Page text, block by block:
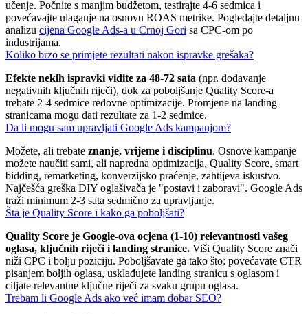
učenje. Počnite s manjim budžetom, testirajte 4-6 sedmica i
povećavajte ulaganje na osnovu ROAS metrike. Pogledajte detaljnu
analizu cijena Google Ads-a u Crnoj Gori sa CPC-om po
industrijama.
Koliko brzo se primjete rezultati nakon ispravke grešaka?
Efekte nekih ispravki vidite za 48-72 sata (npr. dodavanje
negativnih ključnih riječi), dok za poboljšanje Quality Score-a
trebate 2-4 sedmice redovne optimizacije. Promjene na landing
stranicama mogu dati rezultate za 1-2 sedmice.
Da li mogu sam upravljati Google Ads kampanjom?
Možete, ali trebate znanje, vrijeme i disciplinu. Osnove kampanje
možete naučiti sami, ali napredna optimizacija, Quality Score, smart
bidding, remarketing, konverzijsko praćenje, zahtijeva iskustvo.
Najčešća greška DIY oglašivača je "postavi i zaboravi". Google Ads
traži minimum 2-3 sata sedmično za upravljanje.
Šta je Quality Score i kako ga poboljšati?
Quality Score je Google-ova ocjena (1-10) relevantnosti vašeg
oglasa, ključnih riječi i landing stranice. Viši Quality Score znači
niži CPC i bolju poziciju. Poboljšavate ga tako što: povećavate CTR
pisanjem boljih oglasa, usklađujete landing stranicu s oglasom i
ciljate relevantne ključne riječi za svaku grupu oglasa.
Trebam li Google Ads ako već imam dobar SEO?